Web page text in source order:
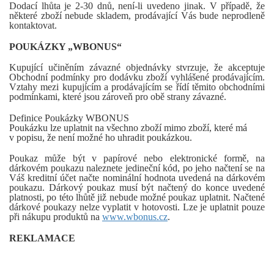
Dodací lhůta je 2-30 dnů, není-li uvedeno jinak. V případě, že
některé zboží nebude skladem, prodávající Vás bude neprodleně
kontaktovat.
POUKÁZKY „WBONUS“
Kupující učiněním závazné objednávky stvrzuje, že akceptuje
Obchodní podmínky pro dodávku zboží vyhlášené prodávajícím.
Vztahy mezi kupujícím a prodávajícím se řídí těmito obchodními
podmínkami, které jsou zároveň pro obě strany závazné.
Definice Poukázky WBONUS
Poukázku lze uplatnit na všechno zboží mimo zboží, které má
v popisu, že není možné ho uhradit poukázkou.
Poukaz může být v papírové nebo elektronické formě, na
dárkovém poukazu naleznete jedineční kód, po jeho načtení se na
Váš kreditní účet načte nominální hodnota uvedená na dárkovém
poukazu. Dárkový poukaz musí být načtený do konce uvedené
platnosti, po této lhůtě již nebude možné poukaz uplatnit. Načtené
dárkové poukazy nelze vyplatit v hotovosti. Lze je uplatnit pouze
při nákupu produktů na www.wbonus.cz.
REKLAMACE